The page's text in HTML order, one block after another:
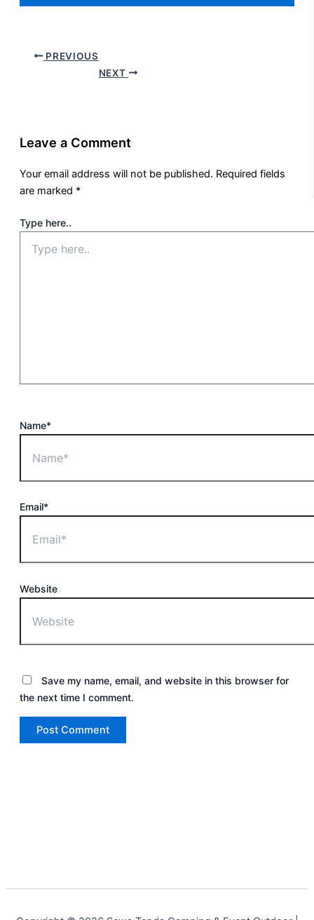
PREVIOUS
NEXT
Leave a Comment
Your email address will not be published. Required fields
are marked *
Type here..
Name*
Email*
Website
Save my name, email, and website in this browser for
the next time I comment.